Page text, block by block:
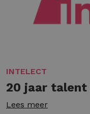
INTELECT
20 jaar
Lees meer